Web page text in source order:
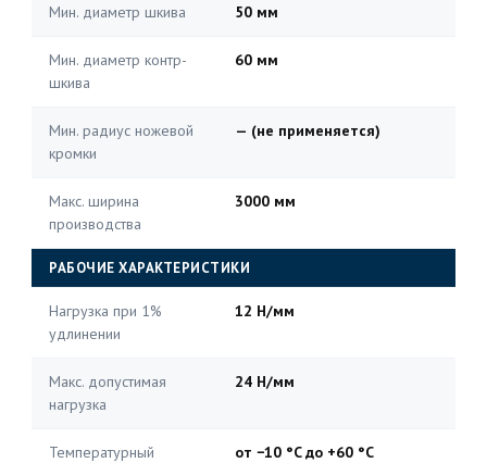
Мин. диаметр шкива 50 мм
Мин. диаметр контр-
шкива
60 мм
Мин. радиус ножевой
кромки
— (не применяется)
Макс. ширина
производства
3000 мм
РАБОЧИЕ ХАРАКТЕРИСТИКИ
Нагрузка при 1%
удлинении
12 Н/мм
Макс. допустимая
нагрузка
24 Н/мм
Температурный
от −10 °C до +60 °C